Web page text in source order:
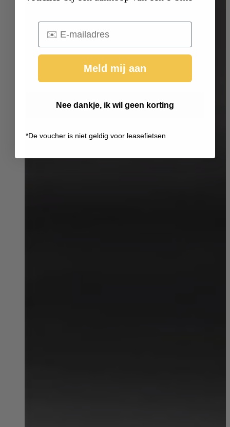
Email
Meld mij aan
Nee dankje, ik wil geen korting
*De voucher is niet geldig voor leasefietsen